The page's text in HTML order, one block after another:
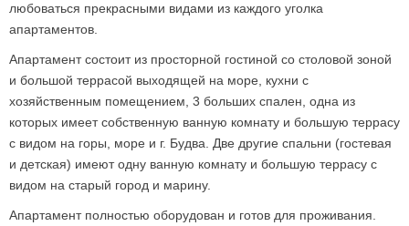
любоваться прекрасными видами из каждого уголка
апартаментов.
Апартамент состоит из просторной гостиной со столовой зоной
и большой террасой выходящей на море, кухни с
хозяйственным помещением, 3 больших спален, одна из
которых имеет собственную ванную комнату и большую террасу
с видом на горы, море и г. Будва. Две другие спальни (гостевая
и детская) имеют одну ванную комнату и большую террасу с
видом на старый город и марину.
Апартамент полностью оборудован и готов для проживания.